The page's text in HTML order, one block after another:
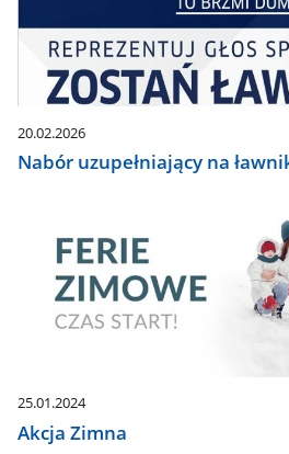
20.02.2026
Nabór uzupełniający na
25.01.2024
Akcja Zimna